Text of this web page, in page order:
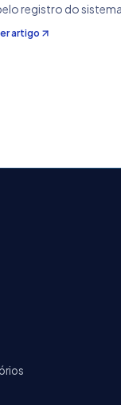
registro do
artigo